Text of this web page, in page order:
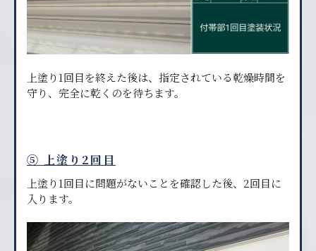
上塗り1回目を終えた後は、指定されている乾燥時間を
守り、完全に乾くのを待ちます。
⑤ 上塗り2回目
上塗り1回目に問題がないことを確認した後、2回目に
入ります。